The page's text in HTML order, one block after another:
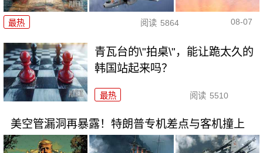
最热 阅读 5864 08-07
青瓦台的\"拍桌\"，能让跪太久的
韩国站起来吗？
最热 阅读 5510
美空管漏洞再暴露！特朗普专机差点与客机撞上